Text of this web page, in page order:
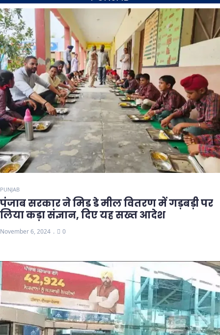
PUNJAB
पंजाब सरकार ने मिड डे मील वितरण में गड़बड़ी पर
लिया कड़ा संज्ञान, दिए यह सख्त आदेश
November 6, 2024 0